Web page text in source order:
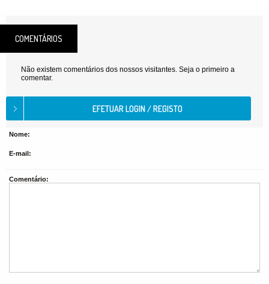
COMENTÁRIOS
Não existem comentários dos nossos visitantes. Seja o primeiro a
comentar.
Nome:
E-mail:
Comentário: